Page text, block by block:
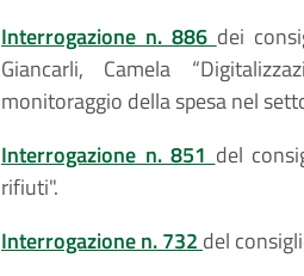
Interrogazione n. 886 dei
Giancarli, Camela
monitoraggio della spesa nel
Interrogazione n. 851 del
rifiuti".
Interrogazione n. 732 del